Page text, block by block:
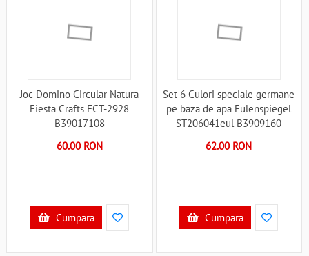
Joc Domino Circular Natura
Fiesta Crafts FCT-2928
B39017108
60.00 RON
Cumpara
Set 6 Culori speciale germane
pe baza de apa Eulenspiegel
ST206041eul B3909160
62.00 RON
Cumpara